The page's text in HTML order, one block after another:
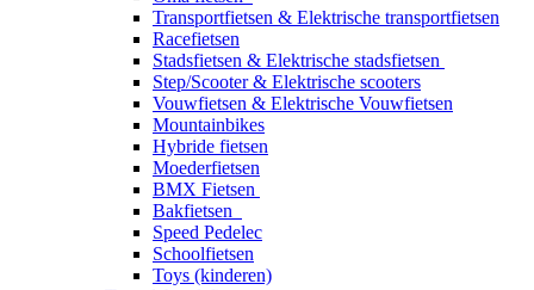
Transportfietsen & Elektrische transportfietsen
Racefietsen
Stadsfietsen & Elektrische stadsfietsen
Step/Scooter & Elektrische scooters
Vouwfietsen & Elektrische Vouwfietsen
Mountainbikes
Hybride fietsen
Moederfietsen
BMX Fietsen
Bakfietsen
Speed Pedelec
Schoolfietsen
Toys (kinderen)